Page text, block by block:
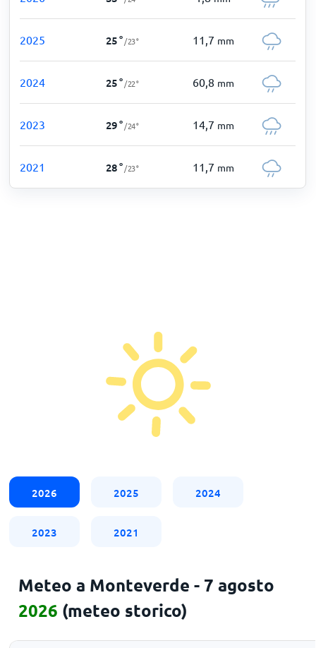
2025 25° /23° 11,7 mm
2024 25° /22° 60,8 mm
2023 29° /24° 14,7 mm
2021 28° /23° 11,7 mm
2026 2025 2024
2023 2021
Meteo a Monteverde - 7 agosto
2026 (meteo storico)